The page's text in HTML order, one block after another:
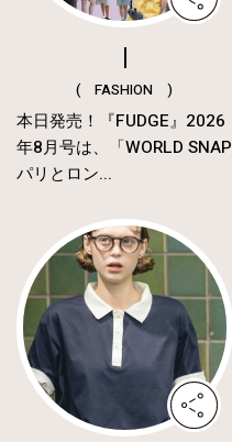
( FASHION )
本日発売！『FUDGE』2026
年8月号は、「WORLD SNAP
パリとロン...